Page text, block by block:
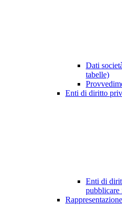
Dati
tabelle)
Enti di diritto
Enti di
pubblicare